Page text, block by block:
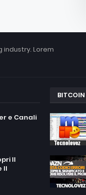
Lorem
e Canali
Il
Il
BITCOIN